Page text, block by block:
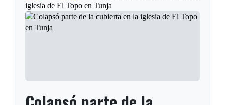
iglesia de El Topo en Tunja